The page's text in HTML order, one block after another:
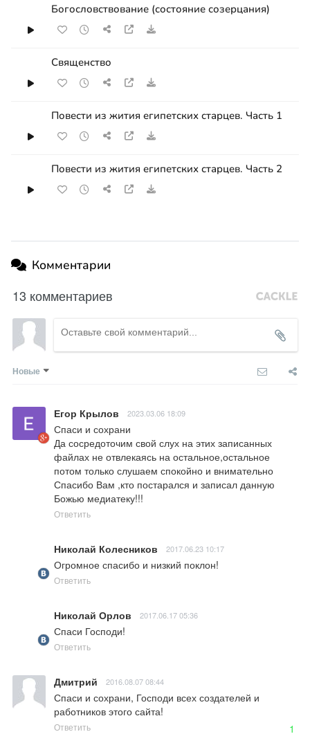
Богословствование (состояние созерцания)
Священство
Повести из жития египетских старцев. Часть 1
Повести из жития египетских старцев. Часть 2
Комментарии
13 комментариев
Новые
Егор Крылов 2023.03.06 18:09
Спаси и сохрани
Да сосредоточим свой слух на этих записанных
файлах не отвлекаясь на остальное,остальное
потом только слушаем спокойно и внимательно
Спасибо Вам ,кто постарался и записал данную
Божью медиатеку!!!
Ответить
Николай Колесников 2017.06.23 10:17
Огромное спасибо и низкий поклон!
Ответить
Николай Орлов 2017.06.17 05:36
Спаси Господи!
Ответить
Дмитрий 2016.08.07 08:44
Спаси и сохрани, Господи всех создателей и
работников этого сайта!
Ответить 1